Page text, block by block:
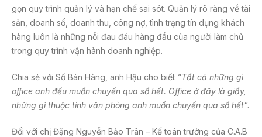
gọn quy trình quản lý và hạn chế sai sót. Quản lý rõ ràng về tài
sản, doanh số, doanh thu, công nợ, tình trạng tín dụng khách
hàng luôn là những nỗi đau đáu hàng đầu của người làm chủ
trong quy trình vận hành doanh nghiệp.
Chia sẻ với Sổ Bán Hàng, anh Hậu cho biết “Tất cả những gì
office anh đều muốn chuyển qua số hết. Office ở đây là giấy,
những gì thuộc tính văn phòng anh muốn chuyển qua số hết”.
Đối với chị Đặng Nguyễn Bảo Trân – Kế toán trưởng của C.A.B